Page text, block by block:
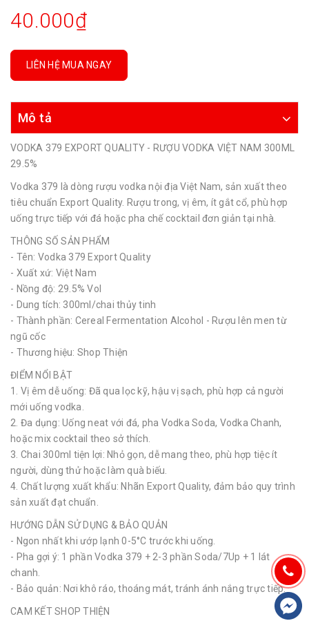
40.000₫
LIÊN HỆ MUA NGAY
Mô tả
VODKA 379 EXPORT QUALITY - RƯỢU VODKA VIỆT NAM 300ML
29.5%
Vodka 379 là dòng rượu vodka nội địa Việt Nam, sản xuất theo
tiêu chuẩn Export Quality. Rượu trong, vị êm, ít gắt cổ, phù hợp
uống trực tiếp với đá hoặc pha chế cocktail đơn giản tại nhà.
THÔNG SỐ SẢN PHẨM
- Tên: Vodka 379 Export Quality
- Xuất xứ: Việt Nam
- Nồng độ: 29.5% Vol
- Dung tích: 300ml/chai thủy tinh
- Thành phần: Cereal Fermentation Alcohol - Rượu lên men từ
ngũ cốc
- Thương hiệu: Shop Thiện
ĐIỂM NỔI BẬT
1. Vị êm dễ uống: Đã qua lọc kỹ, hậu vị sạch, phù hợp cả người
mới uống vodka.
2. Đa dụng: Uống neat với đá, pha Vodka Soda, Vodka Chanh,
hoặc mix cocktail theo sở thích.
3. Chai 300ml tiện lợi: Nhỏ gọn, dễ mang theo, phù hợp tiệc ít
người, dùng thử hoặc làm quà biếu.
4. Chất lượng xuất khẩu: Nhãn Export Quality, đảm bảo quy trình
sản xuất đạt chuẩn.
HƯỚNG DẪN SỬ DỤNG & BẢO QUẢN
- Ngon nhất khi ướp lạnh 0-5°C trước khi uống.
- Pha gợi ý: 1 phần Vodka 379 + 2-3 phần Soda/7Up + 1 lát
chanh.
- Bảo quản: Nơi khô ráo, thoáng mát, tránh ánh nắng trực tiếp.
CAM KẾT SHOP THIỆN